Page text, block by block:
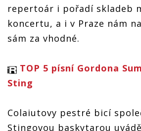
repertoár i pořadí skladeb
koncertu, a i v Praze nám
sám za vhodné.
TOP 5 písní Gordona
Sting
Colaiutovy pestré bicí
Stingovou baskytarou